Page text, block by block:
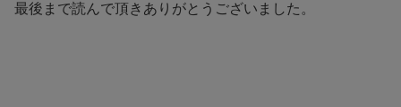
最後まで読んで頂きありがとうございました。